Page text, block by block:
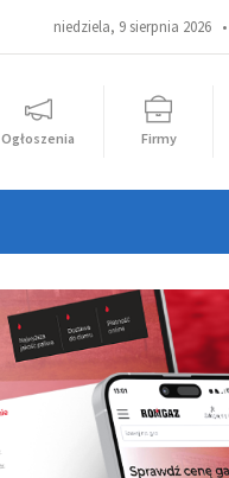
niedziela, 9 sierpnia 2026 •
Ogłoszenia Firmy